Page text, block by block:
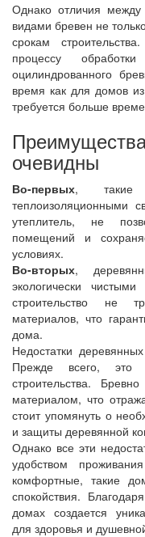
Однако отличия
видами бревен не
срокам
процессу
оцилиндрованного
время как для домов
требуется больше
очевидны
Во-первых, такие
теплоизоляционными
утеплитель, не
помещений и
условиях.
Во-вторых,
экологически
строительство не
материалов, что
дома.
Недостатки
Прежде всего, это
строительства.
материалом, что
стоит упомянуть о
и защиты деревянной
Однако все эти
удобством
комфортные, такие
спокойствия.
домах создается
для здоровья и